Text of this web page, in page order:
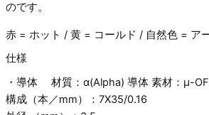
のです。
赤 = ホット / 黄 = コールド / 自然色 = ア
仕様
・導体 材質：α(Alpha) 導体 素材：μ-
構成（本／mm）：7X35/0.16